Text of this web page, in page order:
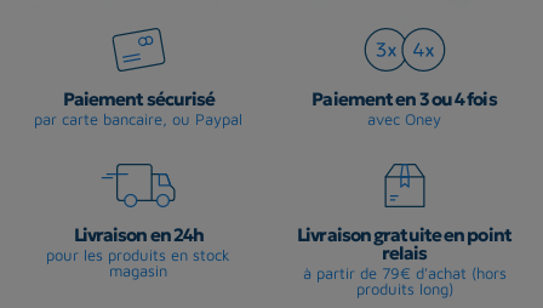
Paiement sécurisé
par carte bancaire, ou Paypal
Paiement en 3 ou 4 fois
avec Oney
Livraison en 24h
pour les produits en stock
magasin
Livraison gratuite en point
relais
à partir de 79€ d'achat (hors
produits long)